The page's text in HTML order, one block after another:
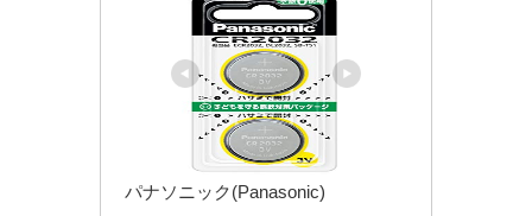
パナソニック(Panasonic)